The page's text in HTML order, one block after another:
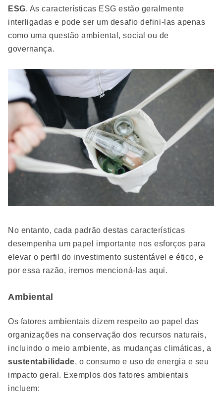
ESG. As características ESG estão geralmente
interligadas e pode ser um desafio defini-las apenas
como uma questão ambiental, social ou de
governança.
No entanto, cada padrão destas características
desempenha um papel importante nos esforços para
elevar o perfil do investimento sustentável e ético, e
por essa razão, iremos mencioná-las aqui.
Ambiental
Os fatores ambientais dizem respeito ao papel das
organizações na conservação dos recursos naturais,
incluindo o meio ambiente, as mudanças climáticas, a
sustentabilidade, o consumo e uso de energia e seu
impacto geral. Exemplos dos fatores ambientais
incluem: